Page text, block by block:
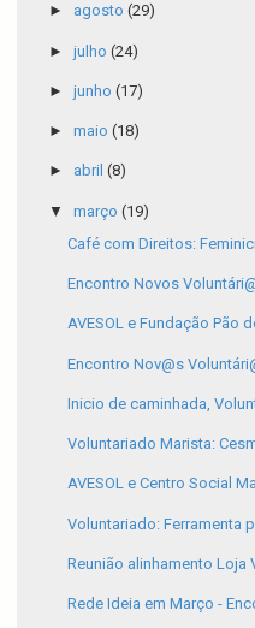
► agosto (29)
► julho (24)
► junho (17)
► maio (18)
► abril (8)
▼ março (19)
Café com Direitos:
Encontro Novos
AVESOL e Fundação Pão
Encontro Nov@s
Inicio de caminhada,
Voluntariado Marista:
AVESOL e Centro Social
Voluntariado: Ferramenta
Reunião alinhamento Loja
Rede Ideia em Março -